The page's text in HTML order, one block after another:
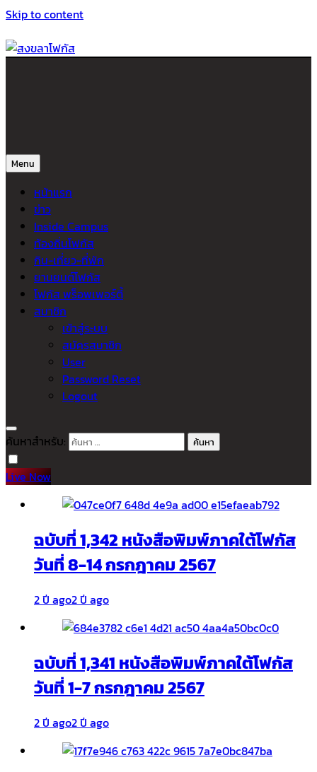
Skip to content
Menu
หน้าแรก
ข่าว
Inside Campus
ท้องถิ่นโฟกัส
กิน-เที่ยว-ที่พัก
ยานยนต์โฟกัส
โฟกัส พร็อพเพอร์ตี้
สมาชิก
เข้าสู่ระบบ
สมัครสมาชิก
User
Password Reset
Logout
ค้นหาสำหรับ:
Live Now
ฉบับที่ 1,342 หนังสือพิมพ์ภาคใต้โฟกัส
วันที่ 8-14 กรกฎาคม 2567
2 ปี ago2 ปี ago
ฉบับที่ 1,341 หนังสือพิมพ์ภาคใต้โฟกัส
วันที่ 1-7 กรกฎาคม 2567
2 ปี ago2 ปี ago